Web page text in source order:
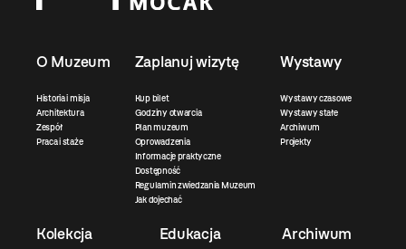
O Muzeum
Historia i misja
Architektura
Zespół
Praca i staże
Zaplanuj wizytę
Kup bilet
Godziny otwarcia
Plan muzeum
Oprowadzenia
Informacje praktyczne
Dostępność
Regulamin zwiedzania Muzeum
Jak dojechać
Wystawy
Wystawy czasowe
Wystawy stałe
Archiwum
Projekty
Kolekcja Edukacja Archiwum